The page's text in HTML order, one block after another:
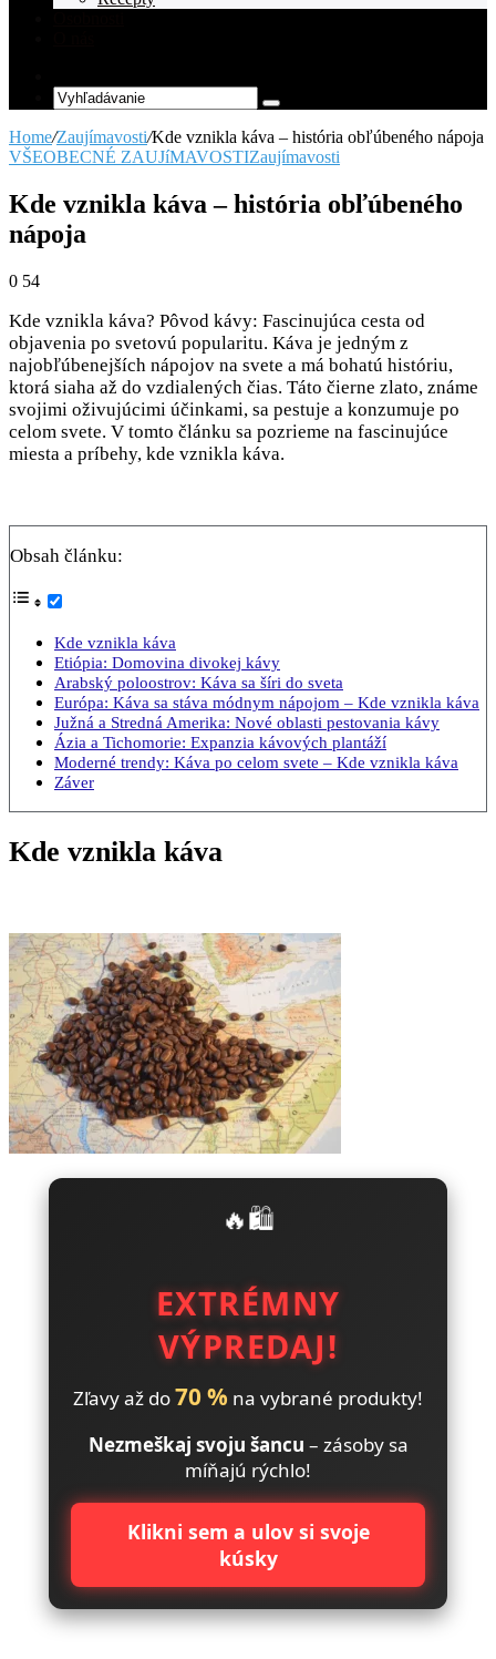
Article
Vyhľadávanie
Home/Zaujímavosti/Kde vznikla káva – história obľúbeného nápoja
VŠEOBECNÉ ZAUJíMAVOSTIZaujímavosti
Kde vznikla káva – história obľúbeného
nápoja
0 54
Kde vznikla káva? Pôvod kávy: Fascinujúca cesta od
objavenia po svetovú popularitu. Káva je jedným z
najobľúbenejších nápojov na svete a má bohatú históriu,
ktorá siaha až do vzdialených čias. Táto čierne zlato, známe
svojimi oživujúcimi účinkami, sa pestuje a konzumuje po
celom svete. V tomto článku sa pozrieme na fascinujúce
miesta a príbehy, kde vznikla káva.
Obsah článku:
Kde vznikla káva
Etiópia: Domovina divokej kávy
Arabský poloostrov: Káva sa šíri do sveta
Európa: Káva sa stáva módnym nápojom – Kde vznikla káva
Južná a Stredná Amerika: Nové oblasti pestovania kávy
Ázia a Tichomorie: Expanzia kávových plantáží
Moderné trendy: Káva po celom svete – Kde vznikla káva
Záver
Kde vznikla káva
🔥🛍️
EXTRÉMNY
VÝPREDAJ!
Zľavy až do70 % na vybrané produkty!
Nezmeškaj svoju šancu – zásoby sa
míňajú rýchlo!
Klikni sem a ulov si svoje
kúsky